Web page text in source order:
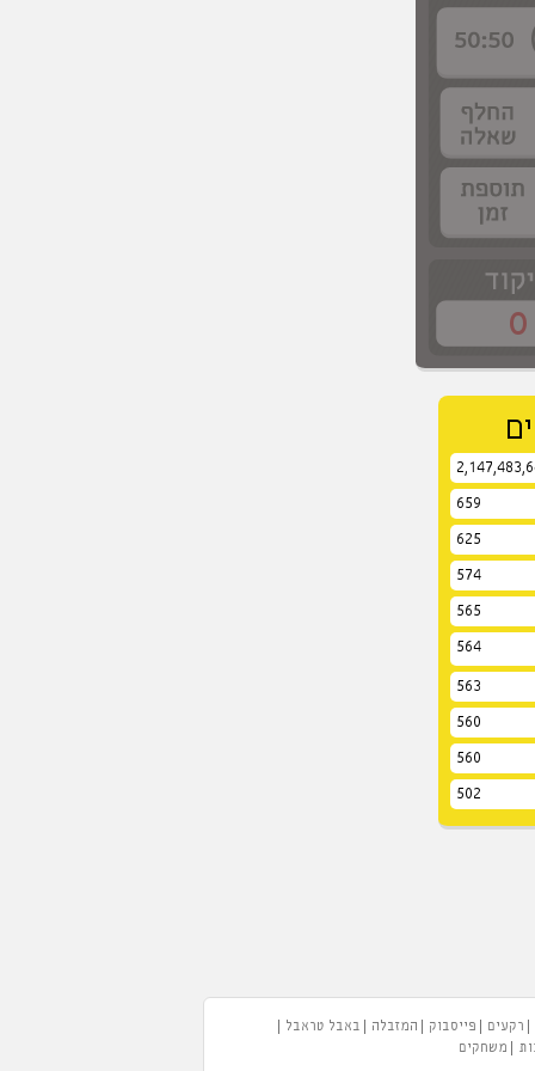
0
659
625
574
565
564
563
560
560
502
רקעים פייסבוק המזבלה
באבל טראבל
משחקים